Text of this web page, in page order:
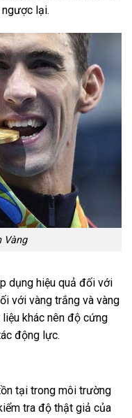
lại.
Vàng
dụng hiệu quả đối với
với vàng trắng và vàng
khác nên độ cứng
động lực.
tại trong môi trường
tra độ thật giả của